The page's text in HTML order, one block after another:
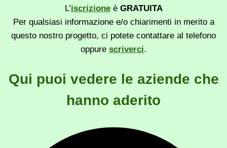
L’iscrizioneè GRATUITA
Per qualsiasi informazione e/o chiarimenti in merito a
questo nostro progetto, ci potete contattare al telefono
oppure scriverci.
Qui puoi vedere le aziende che
hanno aderito